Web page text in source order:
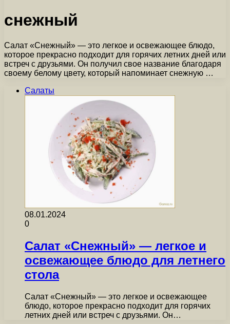
снежный
Салат «Снежный» — это легкое и освежающее блюдо,
которое прекрасно подходит для горячих летних дней или
встреч с друзьями. Он получил свое название благодаря
своему белому цвету, который напоминает снежную …
Салаты
08.01.2024
0
Салат «Снежный» — легкое и
освежающее блюдо для летнего
стола
Салат «Снежный» — это легкое и освежающее
блюдо, которое прекрасно подходит для горячих
летних дней или встреч с друзьями. Он…